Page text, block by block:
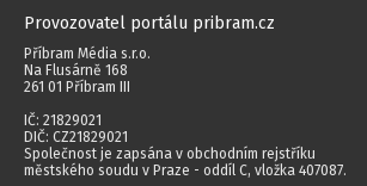
Provozovatel portálu pribram.cz
Příbram Média s.r.o.
Na Flusárně 168
261 01 Příbram III
IČ: 21829021
DIČ: CZ21829021
Společnost je zapsána v obchodním rejstříku
městského soudu v Praze - oddíl C, vložka 407087.